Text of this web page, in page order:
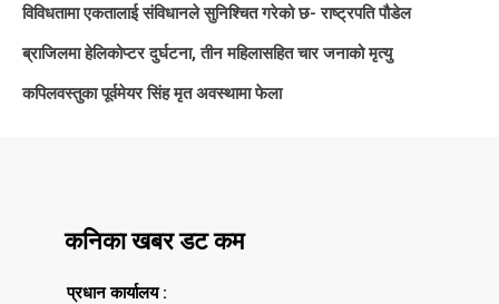
विविधतामा एकतालाई संविधानले सुनिश्चित गरेको छ- राष्ट्रपति पौडेल
ब्राजिलमा हेलिकोप्टर दुर्घटना, तीन महिलासहित चार जनाको मृत्यु
कपिलवस्तुका पूर्वमेयर सिंह मृत अवस्थामा फेला
कनिका खबर डट कम
प्रधान कार्यालय :